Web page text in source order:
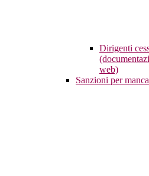
Dirigenti
web)
Sanzioni per